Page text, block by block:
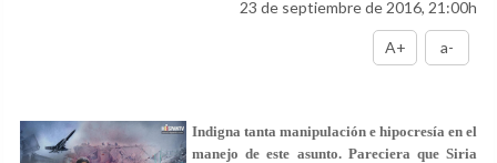
23 de septiembre de 2016, 21:00h
A+ a-
Indigna tanta manipulación e hipocresía en el
manejo de este asunto. Pareciera que Siria